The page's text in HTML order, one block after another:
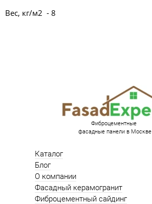
Вес, кг/м2 - 8
Каталог
Блог
О компании
Фасадный керамогранит
Фиброцементный сайдинг
Фиброцементные
фасадные панели в Москве